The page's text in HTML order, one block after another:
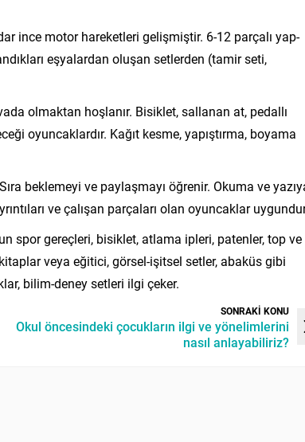
ince motor hareketleri gelişmiştir. 6-12 parçalı yap-
eşyalardan oluşan setlerden (tamir seti,
olmaktan hoşlanır. Bisiklet, sallanan at, pedallı
oyuncaklardır. Kağıt kesme, yapıştırma, boyama
beklemeyi ve paylaşmayı öğrenir. Okuma ve
ve çalışan parçaları olan oyuncaklar
spor gereçleri, bisiklet, atlama ipleri, patenler, top ve
veya eğitici, görsel-işitsel setler, abaküs gibi
bilim-deney setleri ilgi çeker.
SONRAKİ KONU
Okul öncesindeki çocukların ilgi ve yönelimlerini
nasıl anlayabiliriz?